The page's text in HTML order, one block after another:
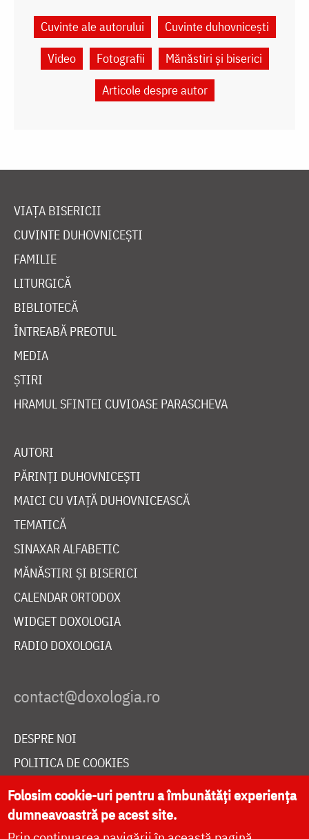
Cuvinte ale autorului
Cuvinte duhovnicești
Video
Fotografii
Mănăstiri și biserici
Articole despre autor
VIAȚA BISERICII
CUVINTE DUHOVNICEȘTI
FAMILIE
LITURGICĂ
BIBLIOTECĂ
ÎNTREABĂ PREOTUL
MEDIA
ȘTIRI
HRAMUL SFINTEI CUVIOASE PARASCHEVA
AUTORI
PĂRINȚI DUHOVNICEȘTI
MAICI CU VIAȚĂ DUHOVNICEASCĂ
TEMATICĂ
SINAXAR ALFABETIC
MĂNĂSTIRI ȘI BISERICI
CALENDAR ORTODOX
WIDGET DOXOLOGIA
RADIO DOXOLOGIA
DESPRE NOI
POLITICA DE COOKIES
DONEAZĂ ONLINE PENTRU CATEDRALA NAȚIONALĂ
Folosim cookie-uri pentru a îmbunătăți experiența
dumneavoastră pe acest site.